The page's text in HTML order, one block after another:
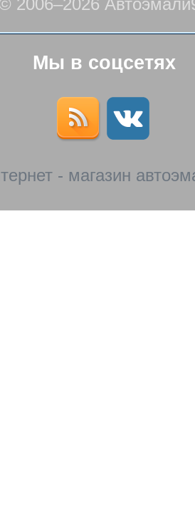
2006–2026
Мы в соцсетях
- магазин